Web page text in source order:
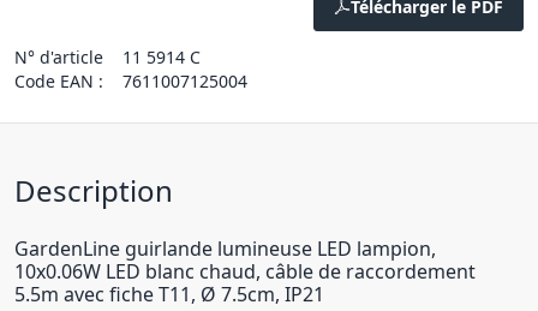
Télécharger le PDF
N° d'article
11 5914 C
Code EAN :
7611007125004
Description
GardenLine guirlande lumineuse LED lampion,
10x0.06W LED blanc chaud, câble de raccordement
5.5m avec fiche T11, Ø 7.5cm, IP21